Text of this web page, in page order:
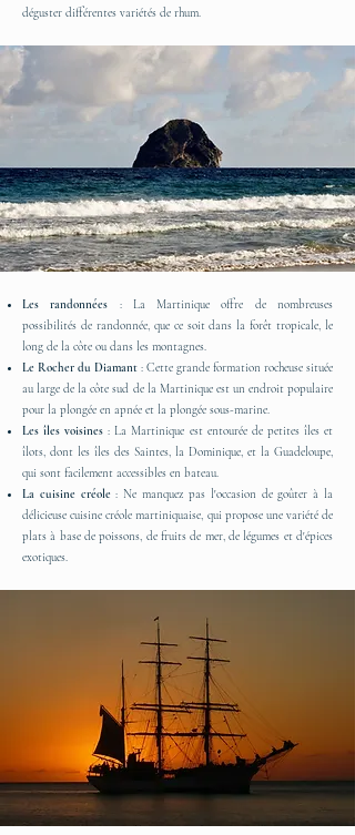
déguster différentes variétés de rhum.
Les randonnées : La Martinique offre de nombreuses
possibilités de randonnée, que ce soit dans la forêt tropicale, le
long de la côte ou dans les montagnes.
Le Rocher du Diamant : Cette grande formation rocheuse située
au large de la côte sud de la Martinique est un endroit populaire
pour la plongée en apnée et la plongée sous-marine.
Les îles voisines: La Martinique est entourée de petites îles et
îlots, dont les îles des Saintes, la Dominique, et la Guadeloupe,
qui sont facilement accessibles en bateau.
La cuisine créole: Ne manquez pas l'occasion de goûter à la
délicieuse cuisine créole martiniquaise, qui propose une variété de
plats à base de poissons, de fruits de mer, de légumes et d'épices
exotiques.